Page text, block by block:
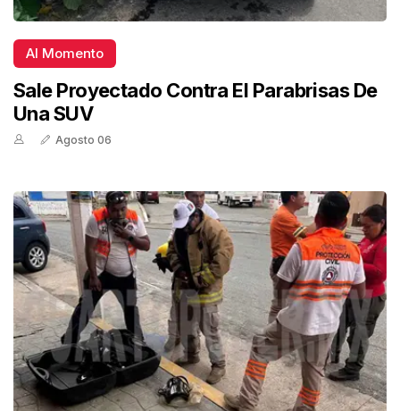
Al Momento
Sale Proyectado Contra El Parabrisas De
Una SUV
Agosto 06